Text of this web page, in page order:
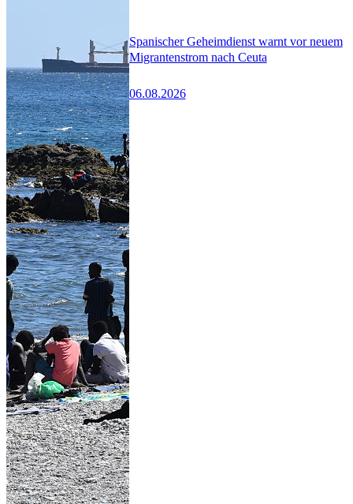
Spanischer Geheimdienst warnt vor neuem
Migrantenstrom nach Ceuta
06.08.2026